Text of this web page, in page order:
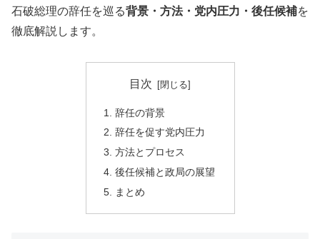
石破総理の辞任を巡る背景・方法・党内圧力・後任候補を
徹底解説します。
目次
辞任の背景
辞任を促す党内圧力
方法とプロセス
後任候補と政局の展望
まとめ